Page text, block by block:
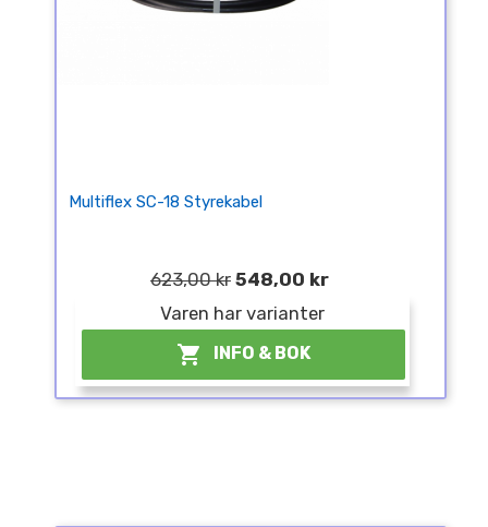
Multiflex SC-18 Styrekabel
623,00 kr 548,00 kr
Varen har varianter
 INFO & BOK